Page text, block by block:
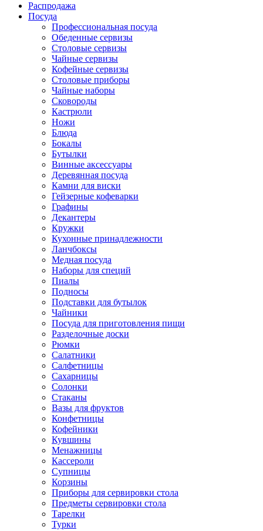
Распродажа
Посуда
Профессиональная посуда
Обеденные сервизы
Столовые сервизы
Чайные сервизы
Кофейные сервизы
Столовые приборы
Чайные наборы
Сковороды
Кастрюли
Ножи
Блюда
Бокалы
Бутылки
Винные аксессуары
Деревянная посуда
Камни для виски
Гейзерные кофеварки
Графины
Декантеры
Кружки
Кухонные принадлежности
Ланчбоксы
Медная посуда
Наборы для специй
Пиалы
Подносы
Подставки для бутылок
Чайники
Посуда для приготовления пищи
Разделочные доски
Рюмки
Салатники
Салфетницы
Сахарницы
Солонки
Стаканы
Вазы для фруктов
Конфетницы
Кофейники
Кувшины
Менажницы
Кассероли
Супницы
Корзины
Приборы для сервировки стола
Предметы сервировки стола
Тарелки
Турки